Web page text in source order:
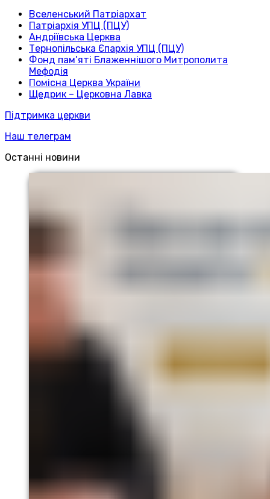
Вселенський Патріархат
Патріархія УПЦ (ПЦУ)
Андріївська Церква
Тернопільська Єпархія УПЦ (ПЦУ)
Фонд пам’яті Блаженнішого Митрополита
Мефодія
Помісна Церква України
Щедрик – Церковна Лавка
Підтримка церкви
Наш телеграм
Останні новини